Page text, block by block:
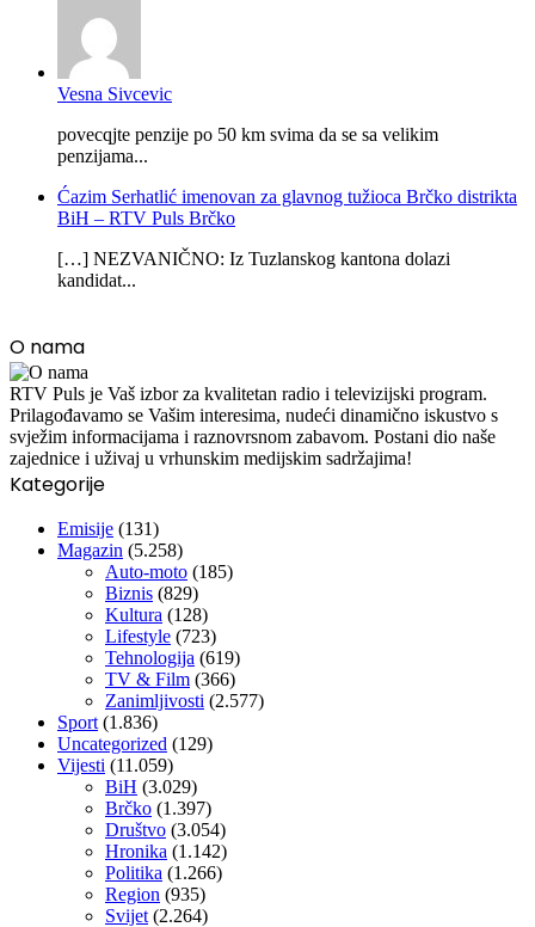
Vesna Sivcevic
povecqjte penzije po 50 km svima da se sa velikim
penzijama...
Ćazim Serhatlić imenovan za glavnog tužioca Brčko distrikta
BiH – RTV Puls Brčko
[…] NEZVANIČNO: Iz Tuzlanskog kantona dolazi
kandidat...
O nama
RTV Puls je Vaš izbor za kvalitetan radio i televizijski program.
Prilagođavamo se Vašim interesima, nudeći dinamično iskustvo s
svježim informacijama i raznovrsnom zabavom. Postani dio naše
zajednice i uživaj u vrhunskim medijskim sadržajima!
Kategorije
Emisije (131)
Magazin (5.258)
Auto-moto (185)
Biznis (829)
Kultura (128)
Lifestyle (723)
Tehnologija (619)
TV & Film (366)
Zanimljivosti (2.577)
Sport (1.836)
Uncategorized (129)
Vijesti (11.059)
BiH (3.029)
Brčko (1.397)
Društvo (3.054)
Hronika (1.142)
Politika (1.266)
Region (935)
Svijet (2.264)